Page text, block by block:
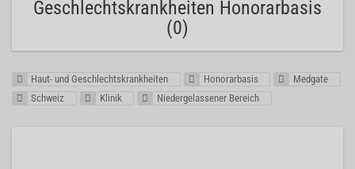
Geschlechtskrankheiten Honorarbasis
(0)
Haut- und Geschlechtskrankheiten Honorarbasis
Medgate
Schweiz
Klinik Niedergelassener Bereich